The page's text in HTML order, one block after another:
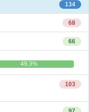
134
68
66
49,3%
103